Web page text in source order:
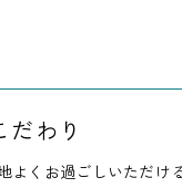
だわり
よくお過ごしいただけ